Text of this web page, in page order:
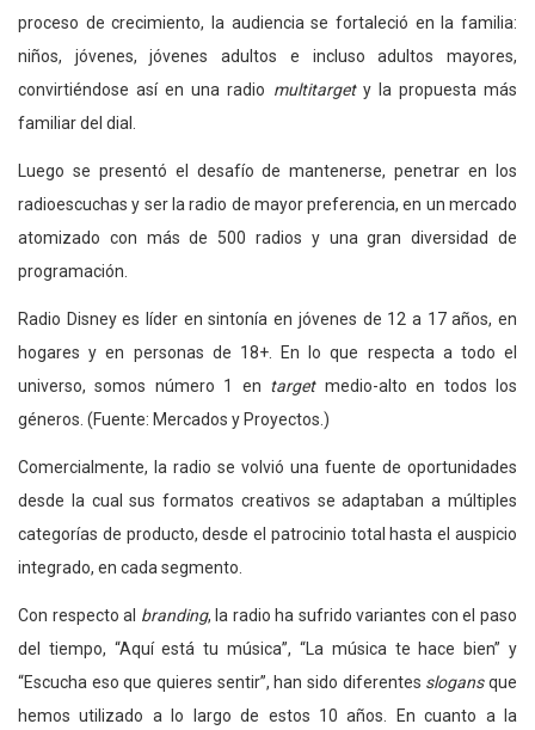
proceso de crecimiento, la audiencia se fortaleció en la familia:
niños, jóvenes, jóvenes adultos e incluso adultos mayores,
convirtiéndose así en una radio multitargety la propuesta más
familiar del dial.
Luego se presentó el desafío de mantenerse, penetrar en los
radioescuchas y ser la radio de mayor preferencia, en un mercado
atomizado con más de 500 radios y una gran diversidad de
programación.
Radio Disney es líder en sintonía en jóvenes de 12 a 17 años, en
hogares y en personas de 18+. En lo que respecta a todo el
universo, somos número 1 en targetmedio-alto en todos los
géneros. (Fuente: Mercados y Proyectos.)
Comercialmente, la radio se volvió una fuente de oportunidades
desde la cual sus formatos creativos se adaptaban a múltiples
categorías de producto, desde el patrocinio total hasta el auspicio
integrado, en cada segmento.
Con respecto al branding, la radio ha sufrido variantes con el paso
del tiempo, “Aquí está tu música”, “La música te hace bien” y
“Escucha eso que quieres sentir”, han sido diferentes slogansque
hemos utilizado a lo largo de estos 10 años. En cuanto a la